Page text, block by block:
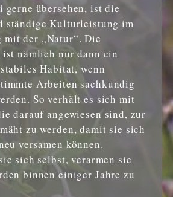
gerne übersehen, ist die
ständige Kulturleistung im
mit der „Natur“. Die
ist nämlich nur dann ein
Habitat, wenn
Arbeiten sachkundig
So verhält es sich mit
darauf angewiesen sind, zur
zu werden, damit sie sich
versamen können.
sich selbst, verarmen sie
binnen einiger Jahre zu